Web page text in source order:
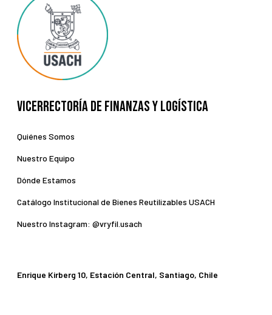
Vicerrectoría de Finanzas y Logística
Quiénes Somos
Nuestro Equipo
Dónde Estamos
Catálogo Institucional de Bienes Reutilizables USACH
Nuestro Instagram: @vryfil.usach
Enrique Kirberg 10, Estación Central, Santiago, Chile